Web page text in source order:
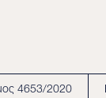
4653/2020